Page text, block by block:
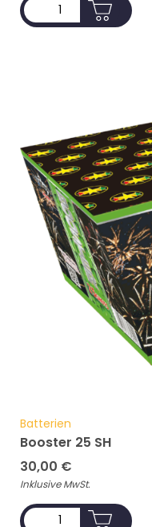
Batterien
Booster 25 SH
30,00 €
Inklusive MwSt.